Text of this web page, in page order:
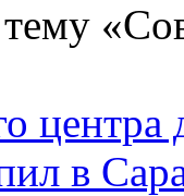
центра
в